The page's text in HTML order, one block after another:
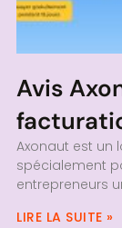
Avis
Axonaut est un
spécialement
entrepreneurs
LIRE LA SUITE »